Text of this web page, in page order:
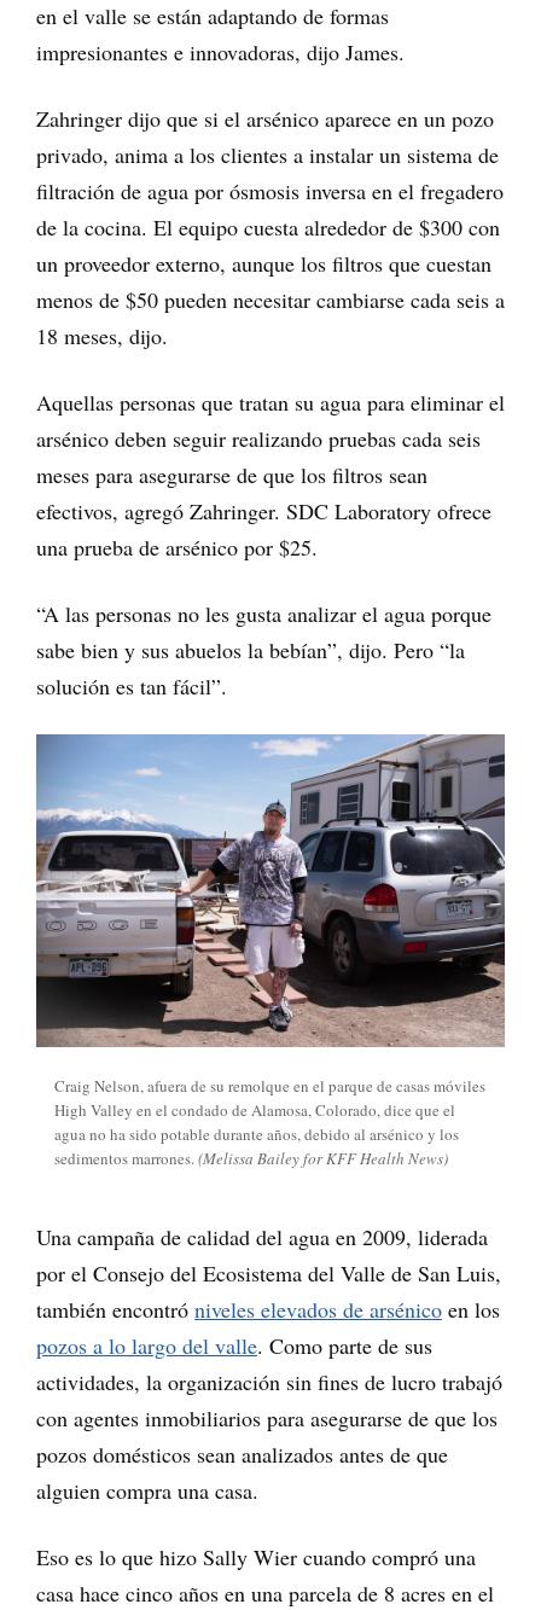
en el valle se están adaptando de formas
impresionantes e innovadoras, dijo James.
Zahringer dijo que si el arsénico aparece en un pozo
privado, anima a los clientes a instalar un sistema de
filtración de agua por ósmosis inversa en el fregadero
de la cocina. El equipo cuesta alrededor de $300 con
un proveedor externo, aunque los filtros que cuestan
menos de $50 pueden necesitar cambiarse cada seis a
18 meses, dijo.
Aquellas personas que tratan su agua para eliminar el
arsénico deben seguir realizando pruebas cada seis
meses para asegurarse de que los filtros sean
efectivos, agregó Zahringer. SDC Laboratory ofrece
una prueba de arsénico por $25.
“A las personas no les gusta analizar el agua porque
sabe bien y sus abuelos la bebían”, dijo. Pero “la
solución es tan fácil”.
Craig Nelson, afuera de su remolque en el parque de casas móviles
High Valley en el condado de Alamosa, Colorado, dice que el
agua no ha sido potable durante años, debido al arsénico y los
sedimentos marrones.(Melissa Bailey for KFF Health News)
Una campaña de calidad del agua en 2009, liderada
por el Consejo del Ecosistema del Valle de San Luis,
también encontró niveles elevados de arsénico en los
pozos a lo largo del valle. Como parte de sus
actividades, la organización sin fines de lucro trabajó
con agentes inmobiliarios para asegurarse de que los
pozos domésticos sean analizados antes de que
alguien compra una casa.
Eso es lo que hizo Sally Wier cuando compró una
casa hace cinco años en una parcela de 8 acres en el